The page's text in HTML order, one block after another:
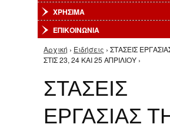
ΧΡΗΣΙΜΑ
ΕΠΙΚΟΙΝΩΝΙΑ
Είστε εδώ
Αρχική › Ειδήσεις › ΣΤΑΣΕΙΣ
ΣΤΙΣ 23, 24 ΚΑΙ 25 ΑΠΡΙΛΙΟΥ ›
ΣΤΑΣΕΙΣ
ΕΡΓΑΣΙΑΣ